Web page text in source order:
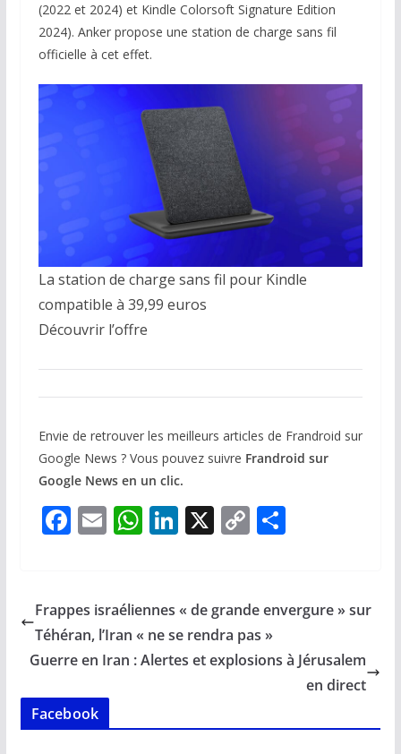
(2022 et 2024) et Kindle Colorsoft Signature Edition
2024). Anker propose une station de charge sans fil
officielle à cet effet.
La station de charge sans fil pour Kindle
compatible à 39,99 euros
Découvrir l’offre
Envie de retrouver les meilleurs articles de Frandroid sur
Google News ? Vous pouvez suivre Frandroid sur
Google News en un clic.
F
b
o
o
k
E
l
W
s
A
p
Li
e
dI
n
X C
y
Li
n
P
g
Frappes israéliennes « de grande envergure » sur
Téhéran, l’Iran « ne se rendra pas »
Guerre en Iran : Alertes et explosions à Jérusalem
en direct
Facebook